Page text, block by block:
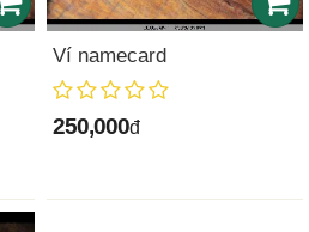
Ví namecard
250,000đ